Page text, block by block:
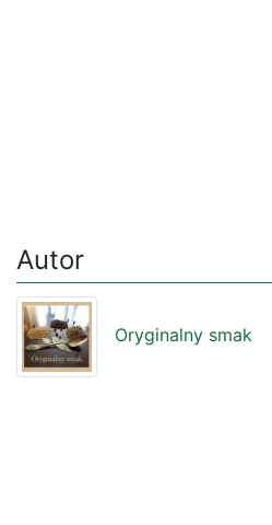
Autor
Oryginalny smak